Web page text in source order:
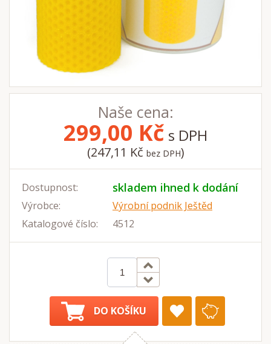
Naše cena:
299,00 Kč s DPH
(247,11 Kč bez DPH)
Dostupnost: skladem ihned k dodání
Výrobce:
Výrobní podnik Ještěd
Katalogové číslo:
4512
DO KOŠÍKU